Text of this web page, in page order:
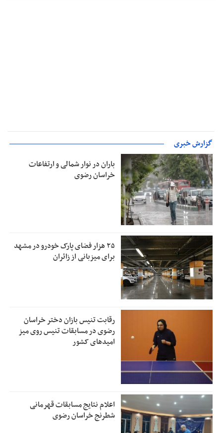
گزارش خبری
باران در نوار شمالی و ارتفاعات
خراسان رضوی
۲۵ هزار فضای پارک خودرو در مشهد
برای میزبانی از زائران
رقابت تنیس بازان دختر خراسان
رضوی در مسابقات تنیس روی میز
امیدهای کشور
اعلام نتایج مسابقات قهرمانی
شطرنج خراسان رضوی